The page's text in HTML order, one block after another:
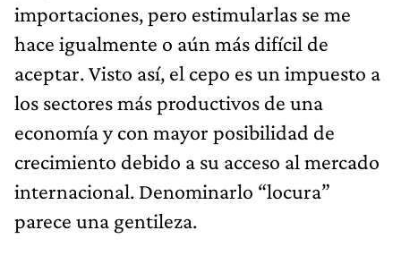
importaciones, pero estimularlas se me
hace igualmente o aún más difícil de
aceptar. Visto así, el cepo es un impuesto a
los sectores más productivos de una
economía y con mayor posibilidad de
crecimiento debido a su acceso al mercado
internacional. Denominarlo “locura”
parece una gentileza.